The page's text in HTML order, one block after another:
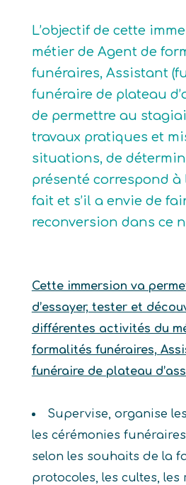
L’objectif de cette
métier de Agent de
funéraires, Assistant
funéraire de plateau
de permettre au
travaux pratiques et
situations, de
présenté correspond à
fait et s’il a envie de
reconversion dans ce
Cette immersion va
d’essayer, tester et
différentes activités du
formalités funéraires,
funéraire de plateau
Supervise, organise
les cérémonies
selon les souhaits de la
protocoles, les cultes,